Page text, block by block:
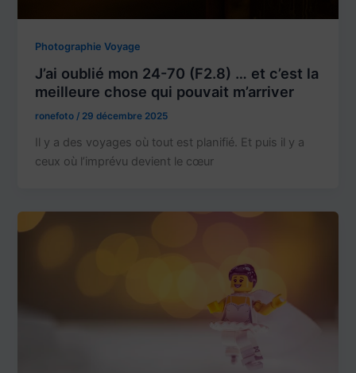
Photographie Voyage
J’ai oublié mon 24-70 (F2.8) … et c’est la
meilleure chose qui pouvait m’arriver
ronefoto/ 29 décembre 2025
Il y a des voyages où tout est planifié. Et puis il y a
ceux où l’imprévu devient le cœur